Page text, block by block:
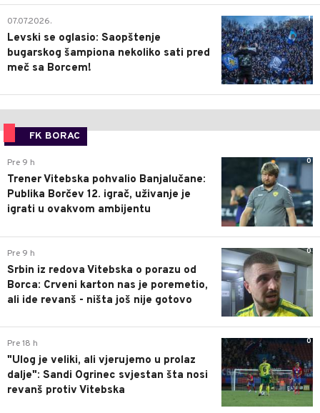
1
07.07.2026.
Levski se oglasio: Saopštenje
bugarskog šampiona nekoliko sati pred
meč sa Borcem!
FK BORAC
0
Pre 9 h
Trener Vitebska pohvalio Banjalučane:
Publika Borčev 12. igrač, uživanje je
igrati u ovakvom ambijentu
0
Pre 9 h
Srbin iz redova Vitebska o porazu od
Borca: Crveni karton nas je poremetio,
ali ide revanš - ništa još nije gotovo
0
Pre 18 h
"Ulog je veliki, ali vjerujemo u prolaz
dalje": Sandi Ogrinec svjestan šta nosi
revanš protiv Vitebska